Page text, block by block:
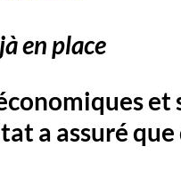
en place
a assuré que